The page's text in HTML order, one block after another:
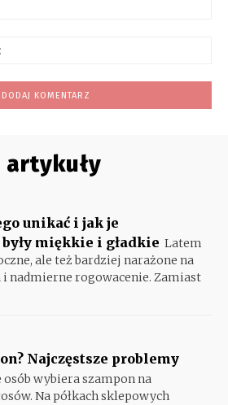
artykuły
unikać i jak je
miękkie i gładkie Latem
ale też bardziej narażone na
nadmierne rogowacenie. Zamiast
Najczęstsze problemy
osób wybiera szampon na
Na półkach sklepowych